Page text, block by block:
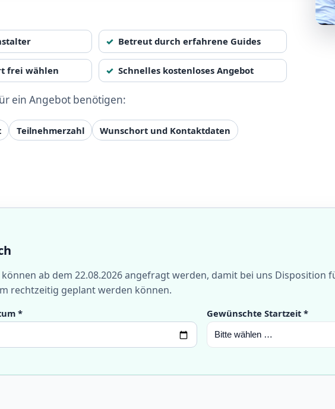
Betreut durch erfahrene Guides
frei wählen Schnelles kostenloses Angebot
ein Angebot benötigen:
Teilnehmerzahl Wunschort und Kontaktdaten
ab dem 22.08.2026 angefragt werden, damit bei uns Disposition
rechtzeitig geplant werden können.
* Gewünschte Startzeit *